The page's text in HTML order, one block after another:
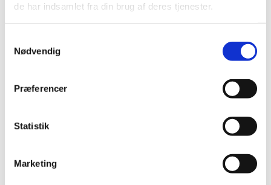
de har indsamlet fra din brug af deres tjenester.
Nødvendig
Præferencer
Statistik
Marketing